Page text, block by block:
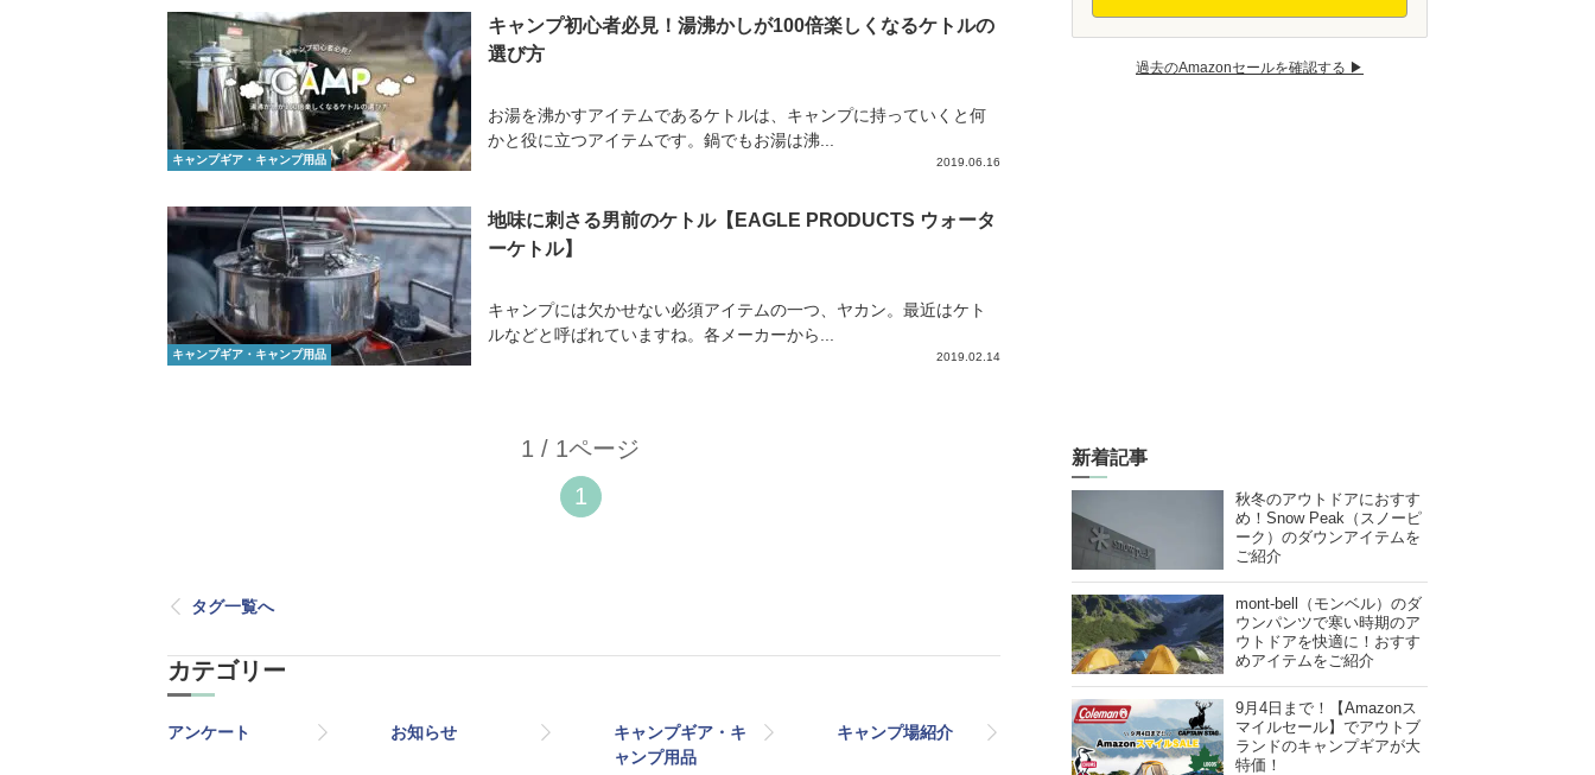
キャンプギア・キャンプ用品
キャンプ初心者必見！湯沸かしが100倍楽しくなるケトルの
選び方
お湯を沸かすアイテムであるケトルは、キャンプに持っていくと何
かと役に立つアイテムです。鍋でもお湯は沸...
2019.06.16
キャンプギア・キャンプ用品
地味に刺さる男前のケトル【EAGLE PRODUCTS ウォータ
ーケトル】
キャンプには欠かせない必須アイテムの一つ、ヤカン。最近はケト
ルなどと呼ばれていますね。各メーカーから...
2019.02.14
1 / 1ページ
1
タグ一覧へ
カテゴリー
アンケート お知らせ
キャンプギア・キ
ャンプ用品
キャンプ場紹介
過去のAmazonセールを確認する ▶︎
新着記事
秋冬のアウトドアにおすす
め！Snow Peak（スノーピ
ーク）のダウンアイテムを
ご紹介
mont-bell（モンベル）のダ
ウンパンツで寒い時期のア
ウトドアを快適に！おすす
めアイテムをご紹介
9月4日まで！【Amazonス
マイルセール】でアウトブ
ランドのキャンプギアが大
特価！